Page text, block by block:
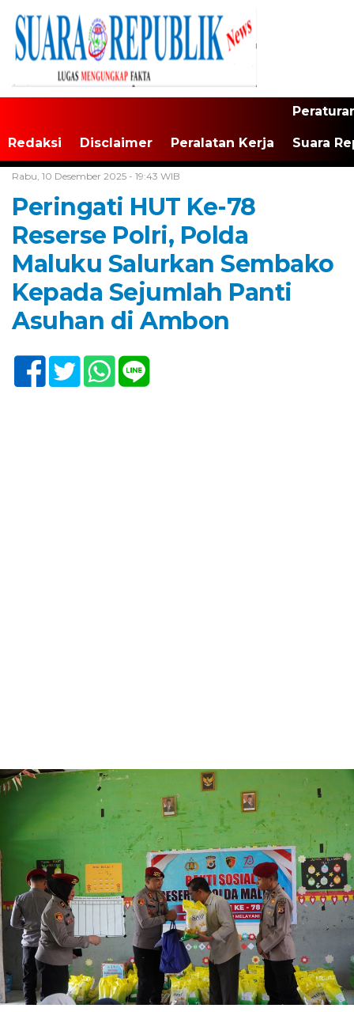
Redaksi Disclaimer Peralatan Kerja Suara
Rabu, 10 Desember 2025 - 19:43 WIB
Peringati HUT Ke-78
Reserse Polri, Polda
Maluku Salurkan Sembako
Kepada Sejumlah Panti
Asuhan di Ambon